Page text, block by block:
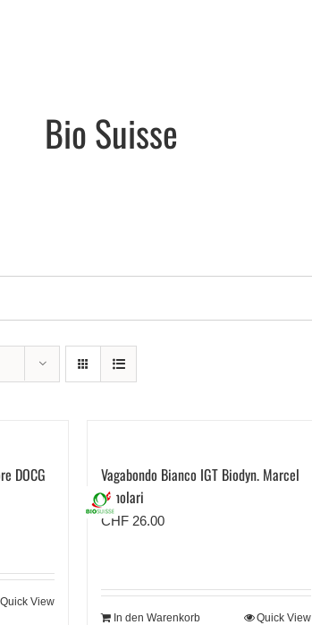
Bio Suisse
DOCG
233.00
Quick View
Vagabondo Bianco IGT Biodyn. Marcel
Zanolari
CHF 26.00
In den Warenkorb Quick View